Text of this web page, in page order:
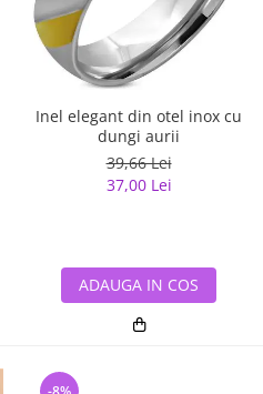
Inel elegant din otel inox cu
dungi aurii
39,66 Lei
37,00 Lei
ADAUGA IN COS